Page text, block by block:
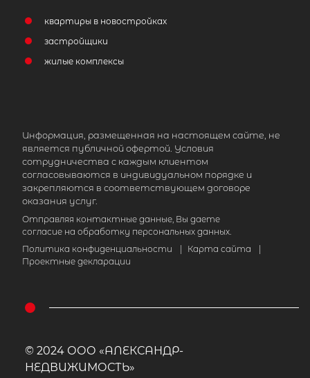
квартиры в новостройках
застройщики
жилые комплексы
Информация, размещенная на настоящем сайте, не
является публичной офертой. Условия
сотрудничества с каждым клиентом
согласовываются в индивидуальном порядке и
закрепляются в соответствующем договоре
оказания услуг.
Отправляя контактные данные, Вы даете
согласие на обработку персональных данных.
Политика конфиденциальности
Карта сайта
Проектные декларации
© 2024 ООО «АЛЕКСАНДР-
НЕДВИЖИМОСТЬ»